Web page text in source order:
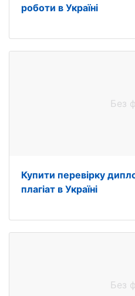
роботи в Україні
Без
Купити перевірку
плагіат в Україні
Без